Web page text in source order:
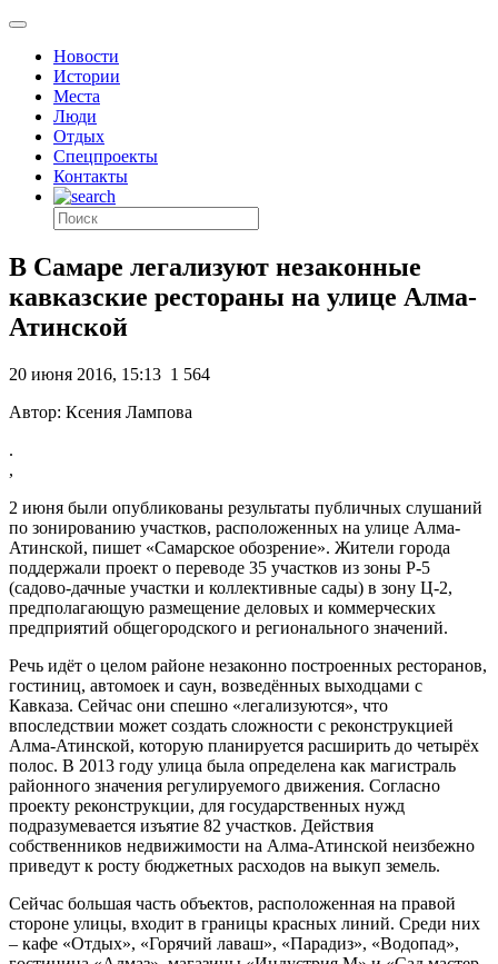
Новости
Истории
Места
Люди
Отдых
Спецпроекты
Контакты
В Самаре легализуют незаконные
кавказские рестораны на улице Алма-
Атинской
20 июня 2016, 15:13 1 564
Автор: Ксения Лампова
.
,
2 июня были опубликованы результаты публичных слушаний
по зонированию участков, расположенных на улице Алма-
Атинской, пишет «Самарское обозрение». Жители города
поддержали проект о переводе 35 участков из зоны Р-5
(садово-дачные участки и коллективные сады) в зону Ц-2,
предполагающую размещение деловых и коммерческих
предприятий общегородского и регионального значений.
Речь идёт о целом районе незаконно построенных ресторанов,
гостиниц, автомоек и саун, возведённых выходцами с
Кавказа. Сейчас они спешно «легализуются», что
впоследствии может создать сложности с реконструкцией
Алма-Атинской, которую планируется расширить до четырёх
полос. В 2013 году улица была определена как магистраль
районного значения регулируемого движения. Согласно
проекту реконструкции, для государственных нужд
подразумевается изъятие 82 участков. Действия
собственников недвижимости на Алма-Атинской неизбежно
приведут к росту бюджетных расходов на выкуп земель.
Сейчас большая часть объектов, расположенная на правой
стороне улицы, входит в границы красных линий. Среди них
– кафе «Отдых», «Горячий лаваш», «Парадиз», «Водопад»,